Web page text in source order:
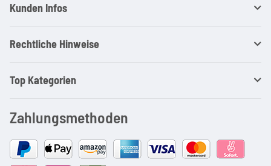
Kunden Infos
Rechtliche Hinweise
Top Kategorien
Zahlungsmethoden